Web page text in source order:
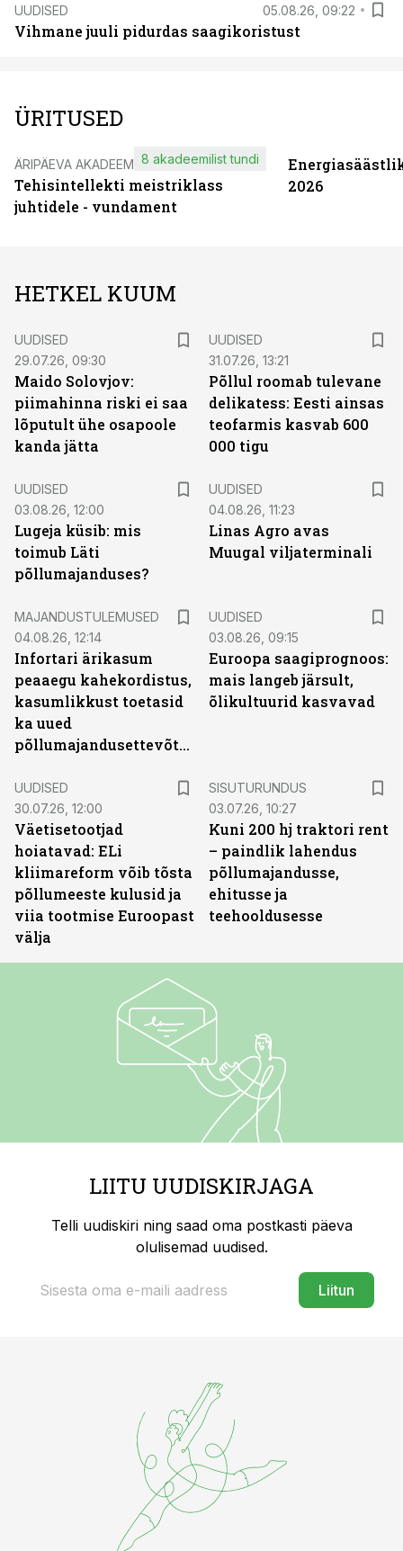
UUDISED 05.08.26, 09:22
Vihmane juuli pidurdas saagikoristust
ÜRITUSED
ÄRIPÄEVA AKADEEMIA
Tehisintellekti meistriklass
juhtidele - vundament
8 akadeemilist tundi
2026
HETKEL KUUM
UUDISED
29.07.26, 09:30
Maido Solovjov:
piimahinna riski ei saa
lõputult ühe osapoole
kanda jätta
UUDISED
31.07.26, 13:21
Põllul roomab tulevane
delikatess: Eesti ainsas
teofarmis kasvab 600
000 tigu
UUDISED
03.08.26, 12:00
Lugeja küsib: mis
toimub Läti
põllumajanduses?
UUDISED
04.08.26, 11:23
Linas Agro avas
Muugal viljaterminali
MAJANDUSTULEMUSED
04.08.26, 12:14
Infortari ärikasum
peaaegu kahekordistus,
kasumlikkust toetasid
ka uued
põllumajandusettevõtted
UUDISED
03.08.26, 09:15
Euroopa saagiprognoos:
mais langeb järsult,
õlikultuurid kasvavad
UUDISED
30.07.26, 12:00
Väetisetootjad
hoiatavad: ELi
kliimareform võib tõsta
põllumeeste kulusid ja
viia tootmise Euroopast
välja
SISUTURUNDUS
03.07.26, 10:27
Kuni 200 hj traktori rent
– paindlik lahendus
põllumajandusse,
ehitusse ja
teehooldusesse
LIITU UUDISKIRJAGA
Telli uudiskiri ning saad oma postkasti päeva
olulisemad uudised.
Liitun